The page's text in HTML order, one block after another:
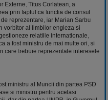
Externe, Titus Corlatean, a
prin faptul ca functia de consul
reprezentare, iar Marian Sarbu
vorbitor al limbilor engleza si
relatiile internationale,
a fost ministru de mai multe ori, si
care trebuie reprezentate interesele
ministru al Muncii din partea PSD
si ministru pentru acelasi